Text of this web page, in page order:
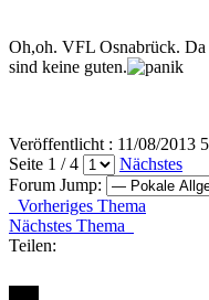
Oh,oh. VFL Osnabrück.
sind keine guten.
Veröffentlicht : 11/08/2013
Seite 1 / 4
Nächstes
Forum Jump:
Vorheriges Thema
Nächstes Thema
Teilen: